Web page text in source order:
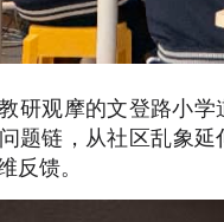
研观摩的文登路小
题链，从社区乱象
反馈。